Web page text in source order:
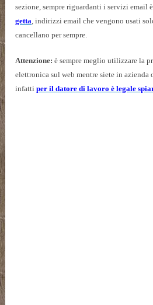
sezione, sempre riguardanti i servizi email
getta, indirizzi email che vengono usati
cancellano per sempre.
Attenzione: è sempre meglio utilizzare la
elettronica sul web mentre siete in
infattiper il datore di lavoro è legale